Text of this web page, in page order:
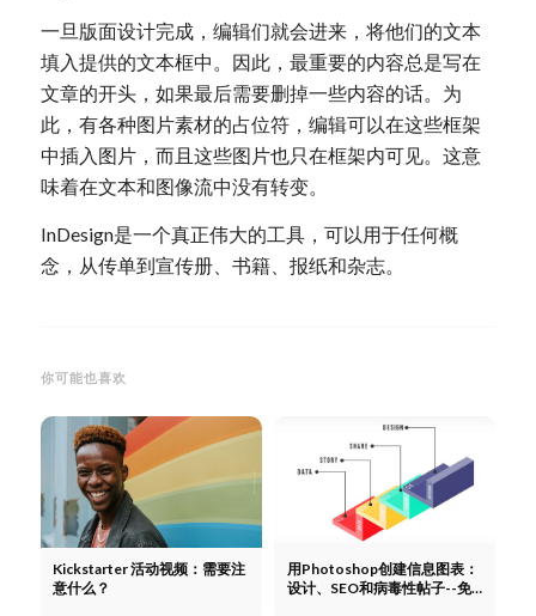
一旦版面设计完成，编辑们就会进来，将他们的文本
填入提供的文本框中。因此，最重要的内容总是写在
文章的开头，如果最后需要删掉一些内容的话。为
此，有各种图片素材的占位符，编辑可以在这些框架
中插入图片，而且这些图片也只在框架内可见。这意
味着在文本和图像流中没有转变。
InDesign是一个真正伟大的工具，可以用于任何概
念，从传单到宣传册、书籍、报纸和杂志。
你可能也喜欢
Kickstarter 活动视频：需要注
意什么？
用Photoshop创建信息图表：
设计、SEO和病毒性帖子--免